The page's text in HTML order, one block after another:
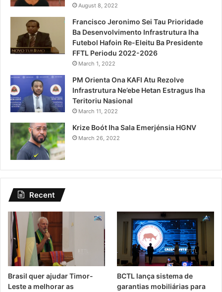
August 8, 2022
Francisco Jeronimo Sei Tau Prioridade
Ba Desenvolvimento Infrastrutura Iha
Futebol Hafoin Re-Eleitu Ba Presidente
FFTL Periodu 2022-2026
March 1, 2022
PM Orienta Ona KAFI Atu Rezolve
Infrastrutura Ne’ebe Hetan Estragus Iha
Teritoriu Nasional
March 11, 2022
Krize Boót Iha Sala Emerjénsia HGNV
March 26, 2022
Recent
Brasil quer ajudar Timor-
Leste a melhorar as
BCTL lança sistema de
garantias mobiliárias para